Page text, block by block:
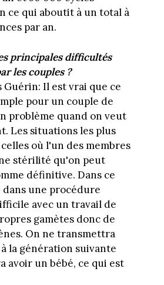
ce qui aboutit à un total à
par an.
principales difficultés
les couples ?
Guérin: Il est vrai que ce
pour un couple de
problème quand on veut
Les situations les plus
où l'un des membres
stérilité qu'on peut
définitive. Dans ce
dans une procédure
avec un travail de
gamètes donc de
On ne transmettra
à la génération suivante
avoir un bébé, ce qui est